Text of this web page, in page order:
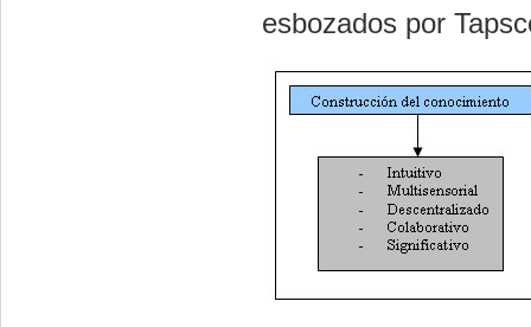
esbozados por